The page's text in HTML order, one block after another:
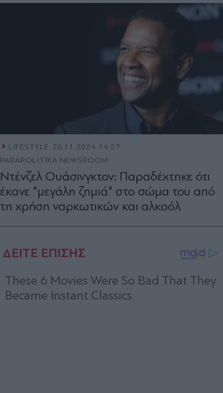
LIFESTYLE 20.11.2024 14:27
PARAPOLITIKA NEWSROOM
Ντένζελ Ουάσινγκτον: Παραδέχτηκε ότι
έκανε "μεγάλη ζημιά" στο σώμα του από
τη χρήση ναρκωτικών και αλκοόλ